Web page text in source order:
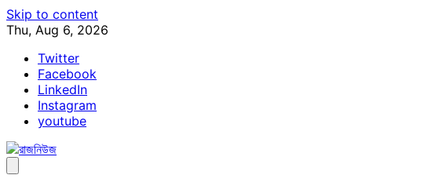
Skip to content
Thu, Aug 6, 2026
Twitter
Facebook
LinkedIn
Instagram
youtube